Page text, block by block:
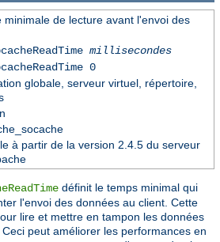
minimale de lecture avant l'envoi des
millisecondes
0
globale, serveur virtuel, répertoire,
à partir de la version 2.4.5 du serveur
définit le temps minimal qui
l'envoi des données au client. Cette
lire et mettre en tampon les données
peut améliorer les performances en